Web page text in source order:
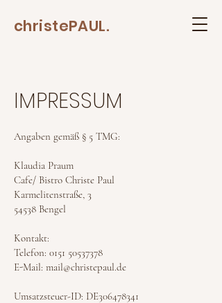
christePAUL.
IMPRESSUM
Angaben gemäß § 5 TMG:
Klaudia Praum
Cafe/ Bistro Christe Paul
Karmelitenstraße, 3
54538 Bengel
Kontakt:
Telefon: 0151 50537378
E-Mail: mail@christepaul.de
Umsatzsteuer-ID: DE306478341